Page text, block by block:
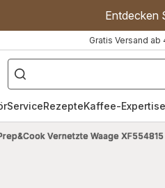
Entdecken
Gratis Versand ab
ServiceRezepteKaffee-Expertise
Vernetzte Waage XF554815